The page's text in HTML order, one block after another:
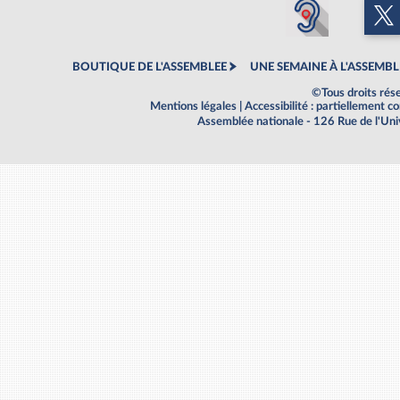
BOUTIQUE DE L'ASSEMBLEE UNE SEMAINE À
©Tous droits
Mentions légales
Accessibilité : partiellement
Assemblée nationale - 126 Rue de